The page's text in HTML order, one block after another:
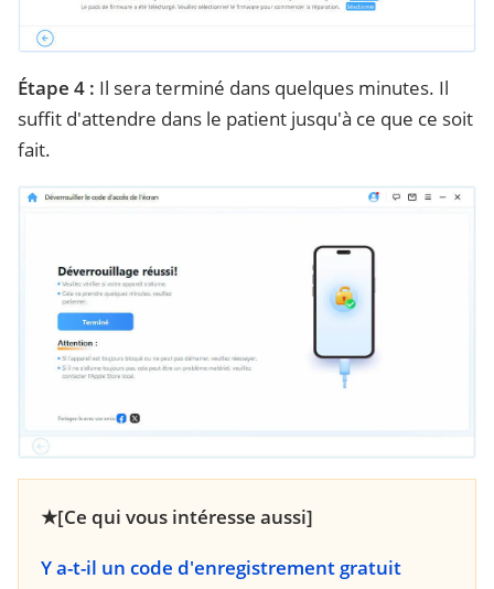
Étape 4 : Il sera terminé dans quelques minutes. Il
suffit d'attendre dans le patient jusqu'à ce que ce soit
fait.
★[Ce qui vous intéresse aussi]
Y a-t-il un code d'enregistrement gratuit